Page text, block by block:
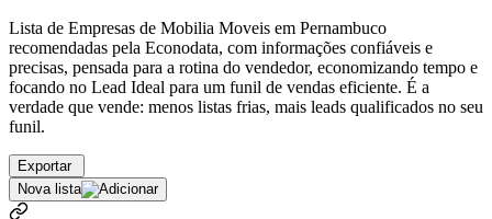
Lista de Empresas de Mobilia Moveis em Pernambuco
recomendadas pela Econodata, com informações confiáveis e
precisas, pensada para a rotina do vendedor, economizando tempo e
focando no Lead Ideal para um funil de vendas eficiente. É a
verdade que vende: menos listas frias, mais leads qualificados no seu
funil.
Exportar
Nova lista